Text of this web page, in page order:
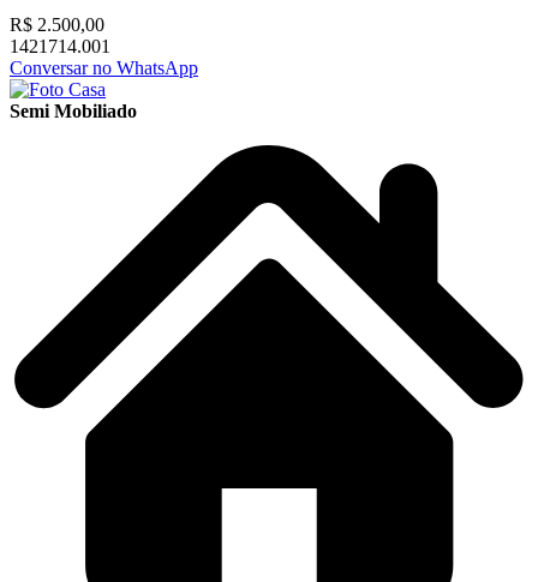
R$ 2.500,00
1421714.001
Conversar no WhatsApp
Semi Mobiliado